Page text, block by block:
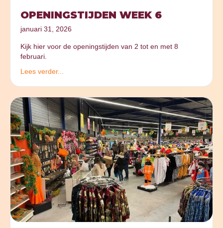
OPENINGSTIJDEN WEEK 6
januari 31, 2026
Kijk hier voor de openingstijden van 2 tot en met 8
februari.
Lees verder...